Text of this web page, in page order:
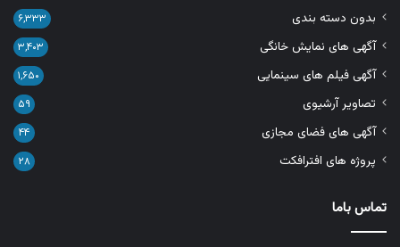
بدون دسته بندی ۶,۳۳۳
آگهی های نمایش خانگی ۳,۴۰۳
آگهی فیلم های سینمایی ۱,۶۵۰
تصاویر آرشیوی ۵۹
آگهی های فضای مجازی ۴۴
پروژه های افترافکت ۲۸
تماس باما